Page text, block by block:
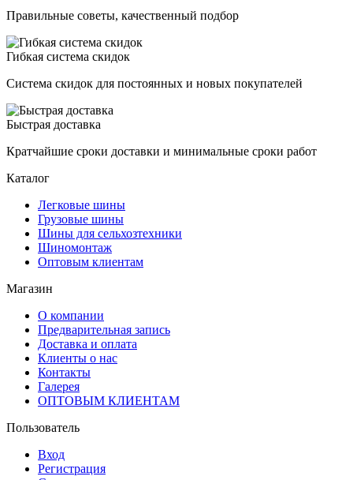
Правильные советы, качественный подбор
Гибкая система скидок
Система скидок для постоянных и новых покупателей
Быстрая доставка
Кратчайшие сроки доставки и минимальные сроки работ
Каталог
Легковые шины
Грузовые шины
Шины для сельхозтехники
Шиномонтаж
Оптовым клиентам
Магазин
О компании
Предварительная запись
Доставка и оплата
Клиенты о нас
Контакты
Галерея
ОПТОВЫМ КЛИЕНТАМ
Пользователь
Вход
Регистрация